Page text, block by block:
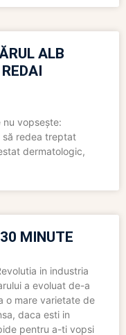
ALB
vopsește:
să redea treptat
dermatologic,
MINUTE
in industria
a evoluat de-a
o mare varietate de
daca esti in
pentru a-ti vopsi